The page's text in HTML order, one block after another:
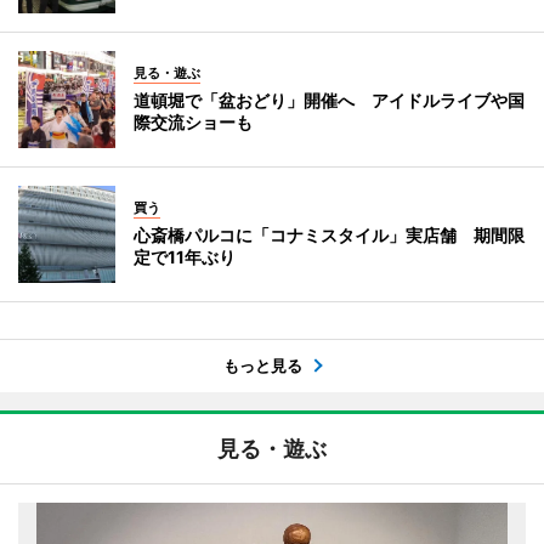
見る・遊ぶ
道頓堀で「盆おどり」開催へ アイドルライブや国
際交流ショーも
買う
心斎橋パルコに「コナミスタイル」実店舗 期間限
定で11年ぶり
もっと見る
見る・遊ぶ